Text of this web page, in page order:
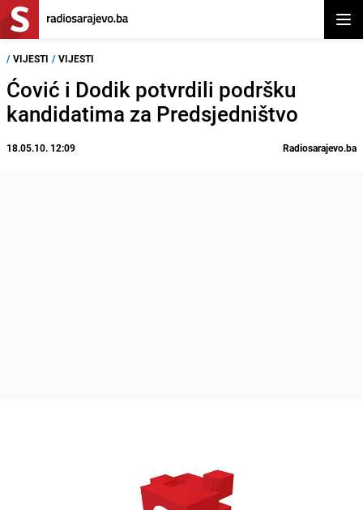
/ VIJESTI / VIJESTI
Ćović i Dodik potvrdili podršku
kandidatima za Predsjedništvo
18.05.10. 12:09 Radiosarajevo.ba